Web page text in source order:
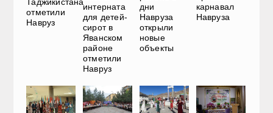
отметили
Навруз
интерната
для детей-
сирот в
Яванском
районе
отметили
Навруз
дни
Навруза
открыли
новые
объекты
карнавал
Навруза